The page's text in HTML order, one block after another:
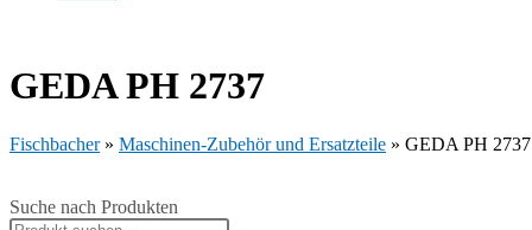
GEDA PH 2737
Fischbacher» Maschinen-Zubehör und Ersatzteile » GEDA PH 2737
Suche nach Produkten